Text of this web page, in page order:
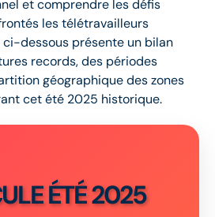
et comprendre les défis
les télétravailleurs
ci-dessous présente un bilan
records, des périodes
géographique des zones
cet été 2025 historique.
ÉTÉ 2025